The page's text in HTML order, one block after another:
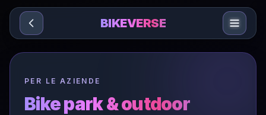
Sari la conținut
BIKEVERSE
PER LE AZIENDE
Bike park & outdoor